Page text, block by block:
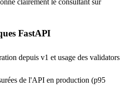
clairement le consultant sur
FastAPI
depuis v1 et usage des validators
de l'API en production (p95